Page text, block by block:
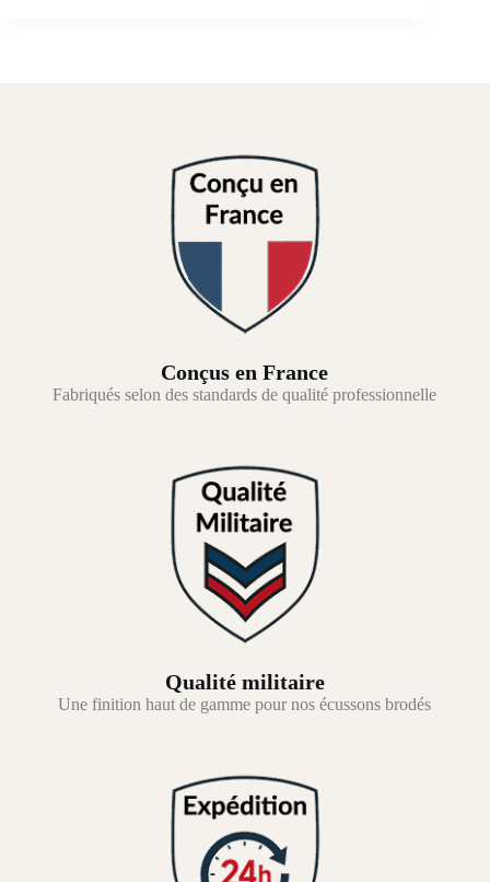
Conçus en France
Fabriqués selon des standards de qualité professionnelle
Qualité militaire
Une finition haut de gamme pour nos écussons brodés